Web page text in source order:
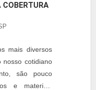
COBERTURA
mais diversos
nosso cotidiano
são pouco
e materiais